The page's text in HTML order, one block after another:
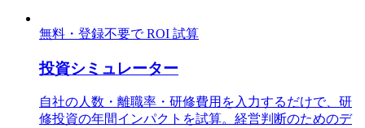
無料・登録不要で ROI 試算
投資シミュレーター
自社の人数・離職率・研修費用を入力するだけで、研
修投資の年間インパクトを試算。経営判断のためのデ